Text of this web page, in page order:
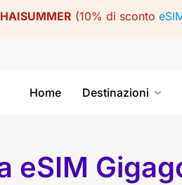
(10% di sconto
Home Destinazioni
eSIM